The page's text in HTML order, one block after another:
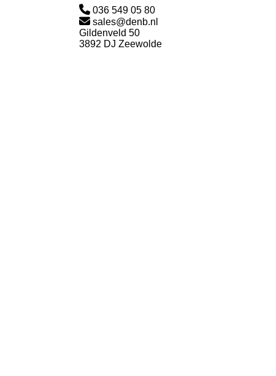
036 549 05 80
sales@denb.nl
Gildenveld 50
3892 DJ Zeewolde